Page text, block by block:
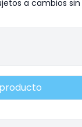
a cambios sin